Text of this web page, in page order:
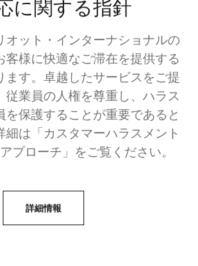
に関する指針
オット・インターナショナルの
客様に快適なご滞在を提供する
ます。卓越したサービスをご提
従業員の人権を尊重し、ハラス
を保護することが重要であると
細は「カスタマーハラスメント
プローチ」をご覧ください。
詳細情報